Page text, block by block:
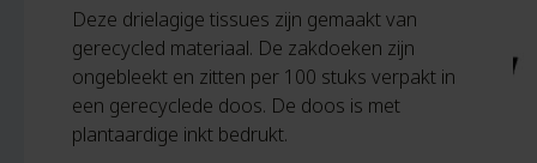
Deze drielagige tissues zijn gemaakt van
gerecycled materiaal. De zakdoeken zijn
ongebleekt en zitten per 100 stuks verpakt in
een gerecyclede doos. De doos is met
plantaardige inkt bedrukt.